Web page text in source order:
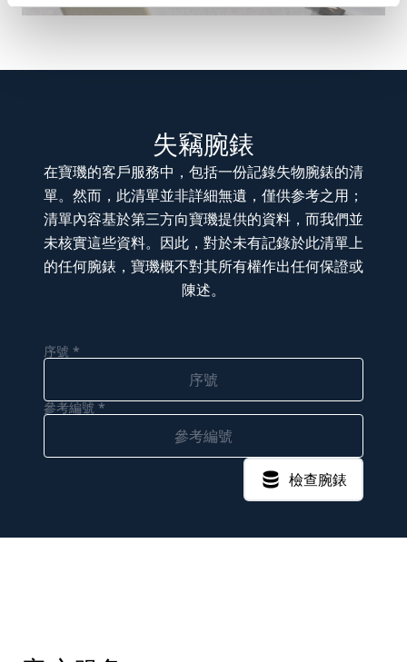
失竊腕錶
在寶璣的客戶服務中，包括一份記錄失物腕錶的清
單。然而，此清單並非詳細無遺，僅供参考之用；
清單內容基於第三方向寶璣提供的資料，而我們並
未核實這些資料。因此，對於未有記錄於此清單上
的任何腕錶，寶璣概不對其所有權作出任何保證或
陳述。
序號 *
參考編號 *
檢查腕錶